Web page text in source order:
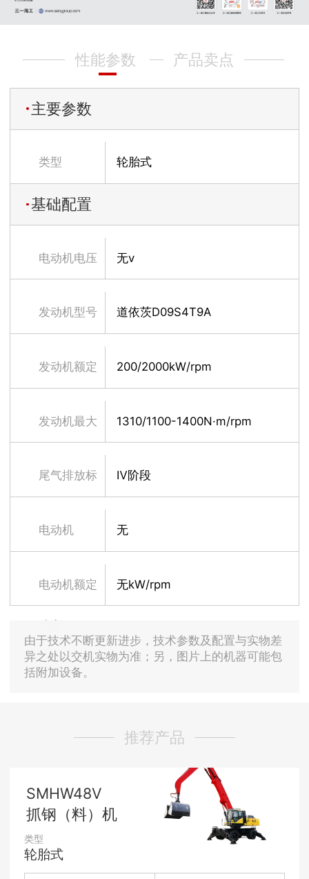
性能参数 产品卖点
主要参数
类型 轮胎式
基础配置
电动机电压 无v
发动机型号 道依茨D09S4T9A
发动机额定 200/2000kW/rpm
发动机最大 1310/1100-1400N·m/rpm
尾气排放标 Ⅳ阶段
电动机 无
电动机额定
功率
无kW/rpm
由于技术不断更新进步，技术参数及配置与实物差
异之处以交机实物为准；另，图片上的机器可能包
括附加设备。
推荐产品
SMHW48V
抓钢（料）机
类型
轮胎式